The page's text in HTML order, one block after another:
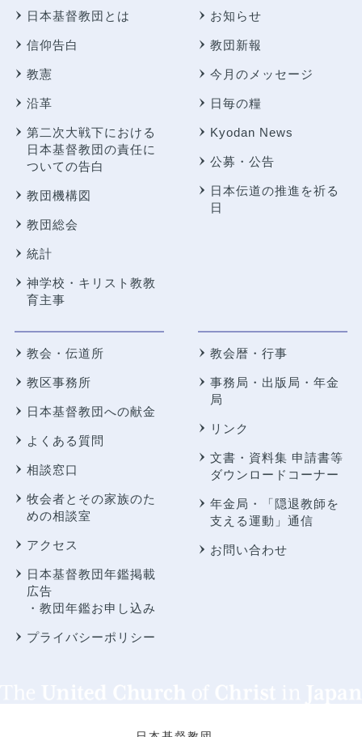
日本基督教団とは
信仰告白
教憲
沿革
第二次大戦下における
日本基督教団の責任に
ついての告白
教団機構図
教団総会
統計
神学校・キリスト教教
育主事
お知らせ
教団新報
今月のメッセージ
日毎の糧
Kyodan News
公募・公告
日本伝道の推進を祈る
日
教会・伝道所
教区事務所
日本基督教団への献金
よくある質問
相談窓口
牧会者とその家族のた
めの相談室
アクセス
日本基督教団年鑑掲載
広告
・教団年鑑お申し込み
プライバシーポリシー
教会暦・行事
事務局・出版局・年金
局
リンク
文書・資料集 申請書等
ダウンロードコーナー
年金局・
「隠退教師を
支える運動」通信
お問い合わせ